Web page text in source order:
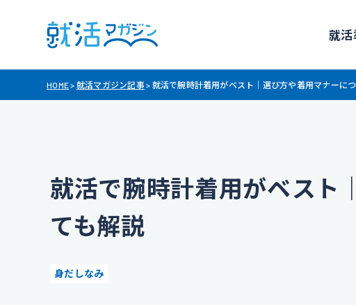
就活
HOME> 就活マガジン記事 > 就活で腕時計着用がベスト｜選び方や着用マナーに
就活で腕時計着用がベスト
ても解説
身だしなみ